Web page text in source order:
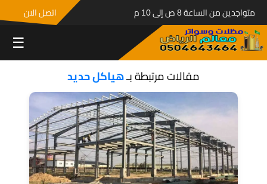
متواجدين من الساعة 8 ص إلى 10 م اتصل الان
☰
مقالات مرتبطة بـهياكل حديد